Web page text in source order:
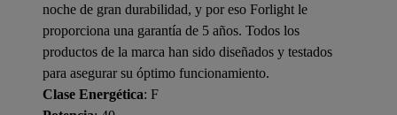
noche de gran durabilidad, y por eso Forlight le
proporciona una garantía de 5 años. Todos los
productos de la marca han sido diseñados y testados
para asegurar su óptimo funcionamiento.
Clase Energética: F